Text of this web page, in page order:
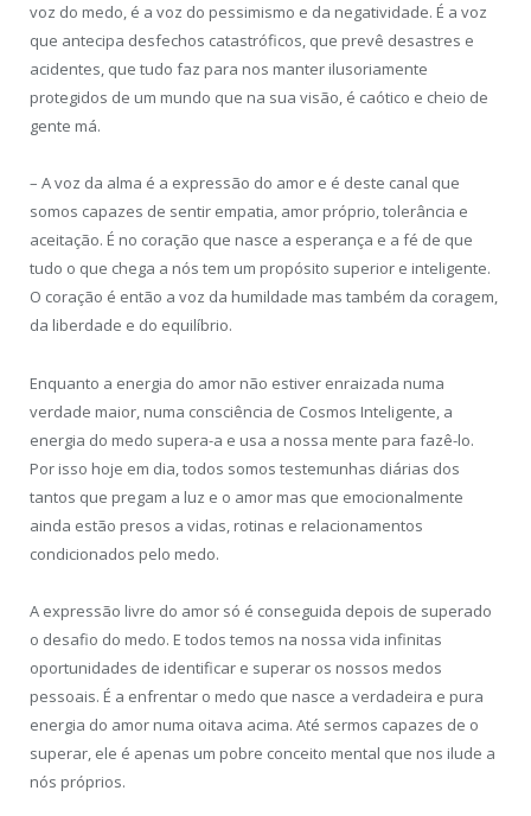
voz do medo, é a voz do pessimismo e da negatividade. É a voz
que antecipa desfechos catastróficos, que prevê desastres e
acidentes, que tudo faz para nos manter ilusoriamente
protegidos de um mundo que na sua visão, é caótico e cheio de
gente má.
– A voz da alma é a expressão do amor e é deste canal que
somos capazes de sentir empatia, amor próprio, tolerância e
aceitação. É no coração que nasce a esperança e a fé de que
tudo o que chega a nós tem um propósito superior e inteligente.
O coração é então a voz da humildade mas também da coragem,
da liberdade e do equilíbrio.
Enquanto a energia do amor não estiver enraizada numa
verdade maior, numa consciência de Cosmos Inteligente, a
energia do medo supera-a e usa a nossa mente para fazê-lo.
Por isso hoje em dia, todos somos testemunhas diárias dos
tantos que pregam a luz e o amor mas que emocionalmente
ainda estão presos a vidas, rotinas e relacionamentos
condicionados pelo medo.
A expressão livre do amor só é conseguida depois de superado
o desafio do medo. E todos temos na nossa vida infinitas
oportunidades de identificar e superar os nossos medos
pessoais. É a enfrentar o medo que nasce a verdadeira e pura
energia do amor numa oitava acima. Até sermos capazes de o
superar, ele é apenas um pobre conceito mental que nos ilude a
nós próprios.